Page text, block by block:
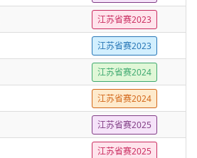
江苏省赛2023
江苏省赛2023
江苏省赛2024
江苏省赛2024
江苏省赛2025
江苏省赛2025